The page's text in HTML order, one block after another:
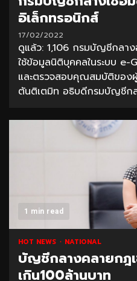
อิเล็กทรอนิกส์
17/02/2022
ดูแล้ว: 1,106 กรมบัญชีกลา
ใช้ข้อมูลนิติบุคคลในระบบ e-
และตรวจสอบคุณสมบัติของ
ตันติเตมิท อธิบดีกรมบัญชีก
1 min read
HOT NEWS NATIONAL
บัญชีกลางคลายกฎ
เกิน100ล้านบาท